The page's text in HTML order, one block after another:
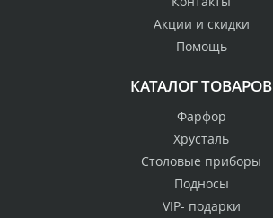
Акции и скидки
Помощь
КАТАЛОГ ТОВАРОВ
Фарфор
Хрусталь
Столовые приборы
Подносы
VIP- подарки